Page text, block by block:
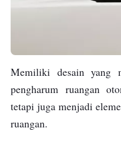
Memiliki desain yang
pengharum ruangan
tetapi juga menjadi
ruangan.